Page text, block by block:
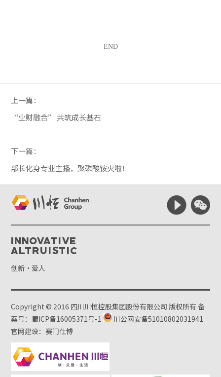
END
上一篇：
“业财融合” 共筑成长基石
下一篇：
部长化身专业主播，聚磷酸铵火啦！
Innovative
Altruistic
创新·爱人
Copyright © 2016 四川川恒控股集团股份有限公司 版权所有备
案号：蜀ICP备16005371号-1
川公网安备51010802031941
官网建设：赛门仕博